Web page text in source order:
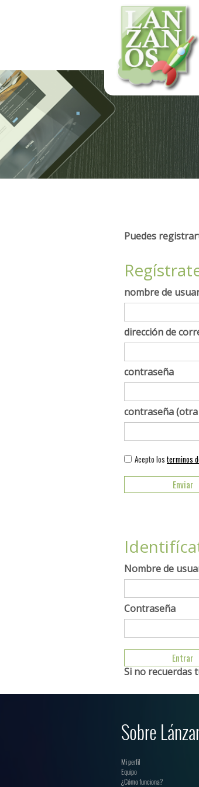
Puedes
nombre de
dirección de
contraseña
contraseña (otra
Acepto los terminos
Nombre de
Contraseña
Si no recuerdas
Sobre
Mi perfil
Equipo
¿Cómo funciona?